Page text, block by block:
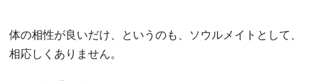
体の相性が良いだけ、というのも、ソウルメイトとして、
相応しくありません。